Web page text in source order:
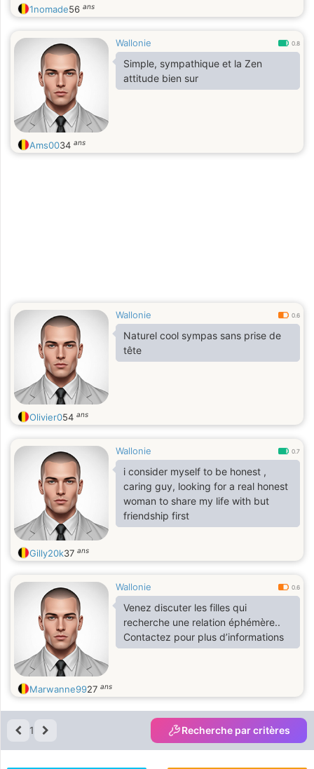
1nomade56 ans
Wallonie 0.8
Simple, sympathique et la Zen
attitude bien sur
Ams0034 ans
Wallonie 0.6
Naturel cool sympas sans prise de
tête
Olivier054 ans
Wallonie 0.7
i consider myself to be honest ,
caring guy, looking for a real honest
woman to share my life with but
friendship first
Gilly20k37 ans
Wallonie 0.6
Venez discuter les filles qui
recherche une relation éphémère..
Contactez pour plus d’informations
Marwanne9927 ans
1 Recherche par critères